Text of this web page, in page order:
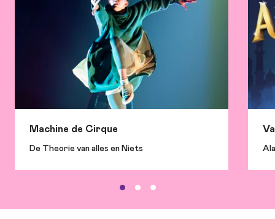
Chiara Re | decor: Ascon de Nijs
Machine de Cirque
De Theorie van alles en Niets